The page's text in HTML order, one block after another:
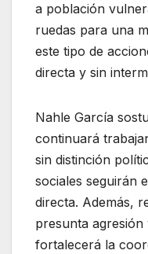
a población
ruedas para una
este tipo de
directa y sin
Nahle García
continuará
sin distinción
sociales seguirán
directa. Además,
presunta
fortalecerá la